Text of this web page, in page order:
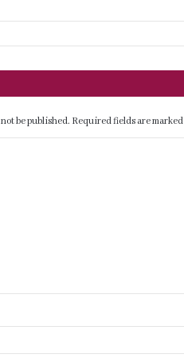
be published. Required fields are marked